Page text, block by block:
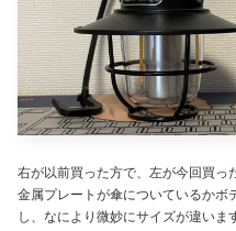
右が以前買った方で、左が今回買っ
金属プレートが傘についているかボ
し、なにより微妙にサイズが違いま